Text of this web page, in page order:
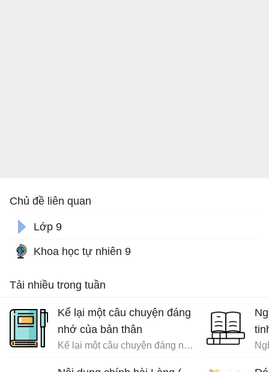
Chủ đề liên quan
Lớp 9
Khoa học tự nhiên 9
Tải nhiều trong tuần
Kể lại một câu chuyện đáng
nhớ của bản thân
Kể lại một câu chuyện đáng nhớ của bản thân trong đó có sử dụng các yếu tố nghị luận và miêu tả nội tâm